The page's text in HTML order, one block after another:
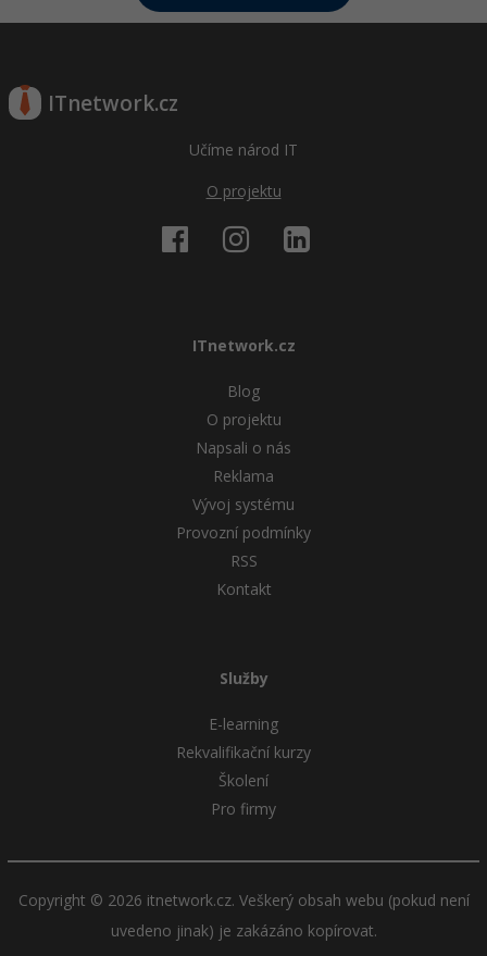
ITnetwork.cz
Učíme národ IT
O projektu
ITnetwork.cz
Blog
O projektu
Napsali o nás
Reklama
Vývoj systému
Provozní podmínky
RSS
Kontakt
Služby
E-learning
Rekvalifikační kurzy
Školení
Pro firmy
Copyright © 2026 itnetwork.cz. Veškerý obsah webu (pokud není
uvedeno jinak) je zakázáno kopírovat.